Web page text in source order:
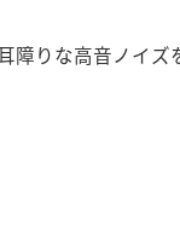
障りな高音ノイズ